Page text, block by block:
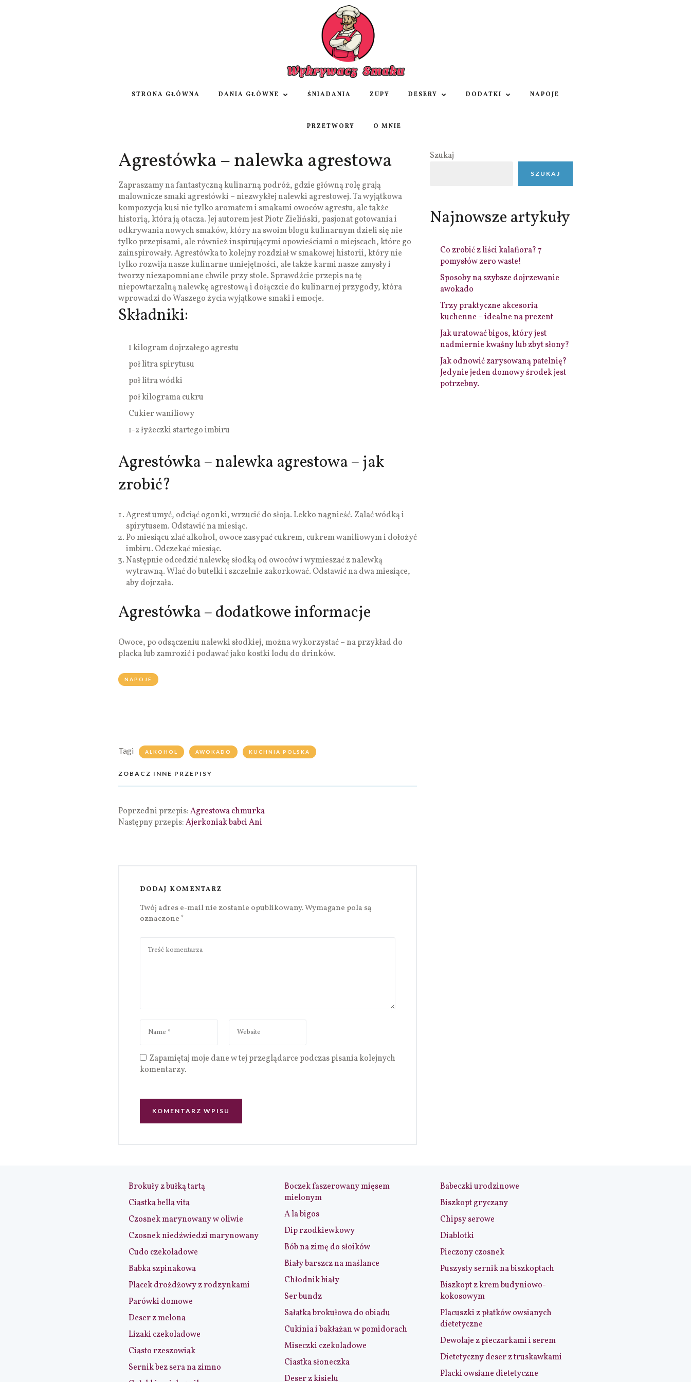
STRONA GŁÓWNA DANIA GŁÓWNE ŚNIADANIA ZUPY DESERY DODATKI NAPOJE
PRZETWORY O MNIE
Agrestówka – nalewka agrestowa
Zapraszamy na fantastyczną kulinarną podróż, gdzie główną rolę grają
malownicze smaki agrestówki – niezwykłej nalewki agrestowej. Ta wyjątkowa
kompozycja kusi nie tylko aromatem i smakami owoców agrestu, ale także
historią, która ją otacza. Jej autorem jest Piotr Zieliński, pasjonat gotowania i
odkrywania nowych smaków, który na swoim blogu kulinarnym dzieli się nie
tylko przepisami, ale również inspirującymi opowieściami o miejscach, które go
zainspirowały. Agrestówka to kolejny rozdział w smakowej historii, który nie
tylko rozwija nasze kulinarne umiejętności, ale także karmi nasze zmysły i
tworzy niezapomniane chwile przy stole. Sprawdźcie przepis na tę
niepowtarzalną nalewkę agrestową i dołączcie do kulinarnej przygody, która
wprowadzi do Waszego życia wyjątkowe smaki i emocje.
Składniki:
1 kilogram dojrzałego agrestu
poł litra spirytusu
poł litra wódki
poł kilograma cukru
Cukier waniliowy
1-2 łyżeczki startego imbiru
Agrestówka – nalewka agrestowa – jak
zrobić?
Agrest umyć, odciąć ogonki, wrzucić do słoja. Lekko nagnieść. Zalać wódką i
spirytusem. Odstawić na miesiąc.
Po miesiącu zlać alkohol, owoce zasypać cukrem, cukrem waniliowym i dołożyć
imbiru. Odczekać miesiąc.
Następnie odcedzić nalewkę słodką od owoców i wymieszać z nalewką
wytrawną. Wlać do butelki i szczelnie zakorkować. Odstawić na dwa miesiące,
aby dojrzała.
Agrestówka – dodatkowe informacje
Owoce, po odsączeniu nalewki słodkiej, można wykorzystać – na przykład do
placka lub zamrozić i podawać jako kostki lodu do drinków.
NAPOJE
Tagi ALKOHOL AWOKADO KUCHNIA POLSKA
ZOBACZ INNE PRZEPISY
Poprzedni przepis:Agrestowa chmurka
Następny przepis:Ajerkoniak babci Ani
DODAJ KOMENTARZ
Twój adres e-mail nie zostanie opublikowany.Wymagane pola są
oznaczone *
Zapamiętaj moje dane w tej przeglądarce podczas pisania kolejnych
komentarzy.
Szukaj
SZUKAJ
Najnowsze artykuły
Co zrobić z liści kalafiora? 7
pomysłów zero waste!
Sposoby na szybsze dojrzewanie
awokado
Trzy praktyczne akcesoria
kuchenne – idealne na prezent
Jak uratować bigos, który jest
nadmiernie kwaśny lub zbyt słony?
Jak odnowić zarysowaną patelnię?
Jedynie jeden domowy środek jest
potrzebny.
Brokuły z bułką tartą
Ciastka bella vita
Czosnek marynowany w oliwie
Czosnek niedźwiedzi marynowany
Cudo czekoladowe
Babka szpinakowa
Placek drożdżowy z rodzynkami
Parówki domowe
Deser z melona
Lizaki czekoladowe
Ciasto rzeszowiak
Sernik bez sera na zimno
Boczek faszerowany mięsem
mielonym
A la bigos
Dip rzodkiewkowy
Bób na zimę do słoików
Biały barszcz na maślance
Chłodnik biały
Ser bundz
Sałatka brokułowa do obiadu
Cukinia i bakłażan w pomidorach
Miseczki czekoladowe
Ciastka słoneczka
Deser z kisielu
Babeczki urodzinowe
Biszkopt gryczany
Chipsy serowe
Diablotki
Pieczony czosnek
Puszysty sernik na biszkoptach
Biszkopt z krem budyniowo-
kokosowym
Placuszki z płatków owsianych
dietetyczne
Dewolaje z pieczarkami i serem
Dietetyczny deser z truskawkami
Placki owsiane dietetyczne